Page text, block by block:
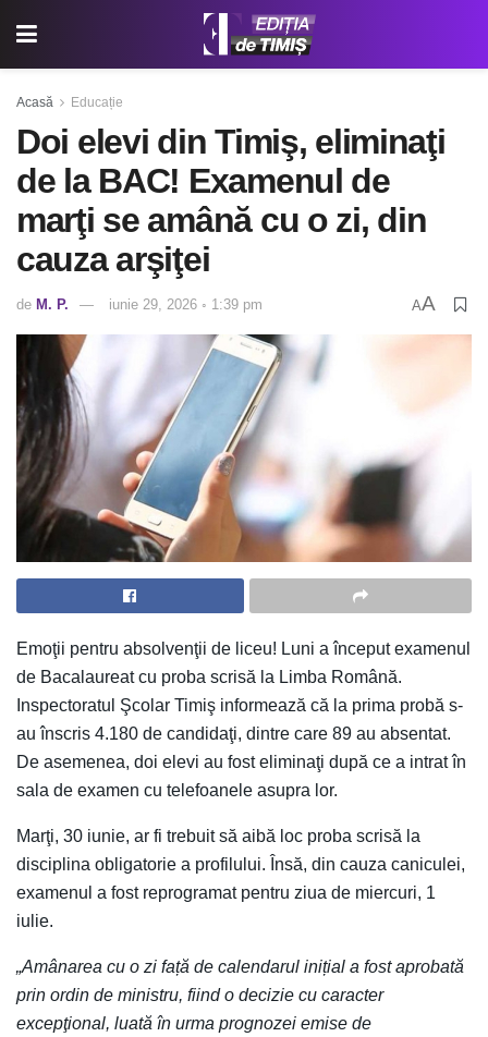
Acasă Educație
Doi elevi din Timiş, eliminaţi
de la BAC! Examenul de
marţi se amână cu o zi, din
cauza arşiţei
de M. P. iunie 29, 2026 ◦ 1:39 pm AA
Emoţii pentru absolvenţii de liceu! Luni a început examenul
de Bacalaureat cu proba scrisă la Limba Română.
Inspectoratul Şcolar Timiş informează că la prima probă s-
au înscris 4.180 de candidaţi, dintre care 89 au absentat.
De asemenea, doi elevi au fost eliminaţi după ce a intrat în
sala de examen cu telefoanele asupra lor.
Marţi, 30 iunie, ar fi trebuit să aibă loc proba scrisă la
disciplina obligatorie a profilului. Însă, din cauza caniculei,
examenul a fost reprogramat pentru ziua de miercuri, 1
iulie.
„Amânarea cu o zi față de calendarul inițial a fost aprobată
prin ordin de ministru, fiind o decizie cu caracter
excepţional, luată în urma prognozei emise de